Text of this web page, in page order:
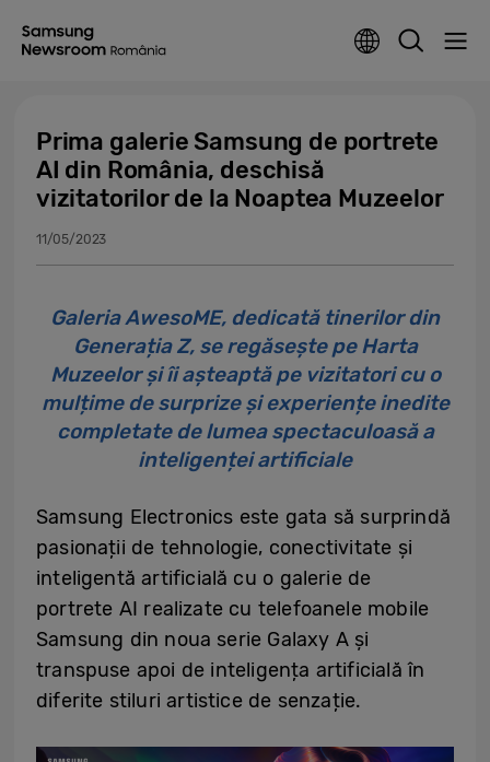
Prima galerie Samsung de portrete
AI din România, deschisă
vizitatorilor de la Noaptea Muzeelor
11/05/2023
Galeria AwesoME, dedicată tinerilor din
Generația Z, se regăsește pe Harta
Muzeelor și îi așteaptă pe vizitatori cu o
mulțime de surprize și experiențe inedite
completate de lumea spectaculoasă a
inteligenței artificiale
Samsung Electronics este gata să surprindă
pasionații de tehnologie, conectivitate și
inteligentă artificială cu o galerie de
portrete AI realizate cu telefoanele mobile
Samsung din noua serie Galaxy A și
transpuse apoi de inteligența artificială în
diferite stiluri artistice de senzație.